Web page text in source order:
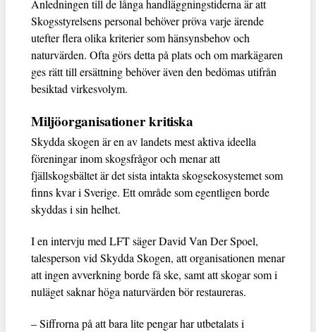
Anledningen till de långa handläggningstiderna är att
Skogsstyrelsens personal behöver pröva varje ärende
utefter flera olika kriterier som hänsynsbehov och
naturvärden. Ofta görs detta på plats och om markägaren
ges rätt till ersättning behöver även den bedömas utifrån
besiktad virkesvolym.
Miljöorganisationer kritiska
Skydda skogen är en av landets mest aktiva ideella
föreningar inom skogsfrågor och menar att
fjällskogsbältet är det sista intakta skogsekosystemet som
finns kvar i Sverige. Ett område som egentligen borde
skyddas i sin helhet.
I en intervju med LFT säger David Van Der Spoel,
talesperson vid Skydda Skogen, att organisationen menar
att ingen avverkning borde få ske, samt att skogar som i
nuläget saknar höga naturvärden bör restaureras.
– Siffrorna på att bara lite pengar har utbetalats i